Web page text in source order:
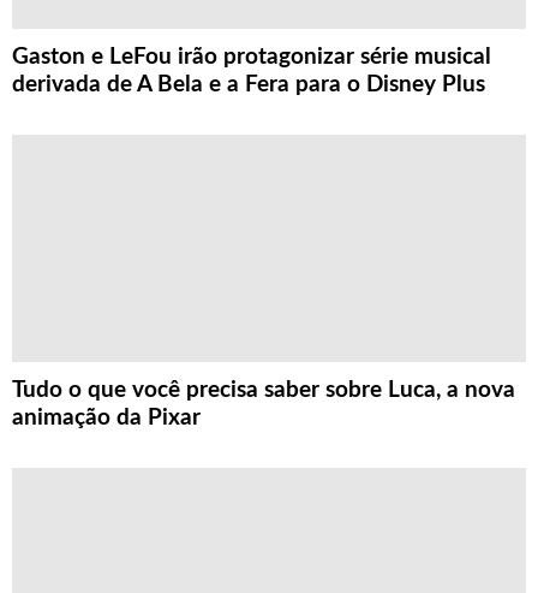
Gaston e LeFou irão protagonizar série musical
derivada de A Bela e a Fera para o Disney Plus
Tudo o que você precisa saber sobre Luca, a nova
animação da Pixar